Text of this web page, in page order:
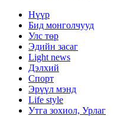
Нүүр
Бид монголчууд
Улс төр
Эдийн засаг
Light news
Дэлхий
Спорт
Эрүүл мэнд
Life style
Утга зохиол, Урлаг